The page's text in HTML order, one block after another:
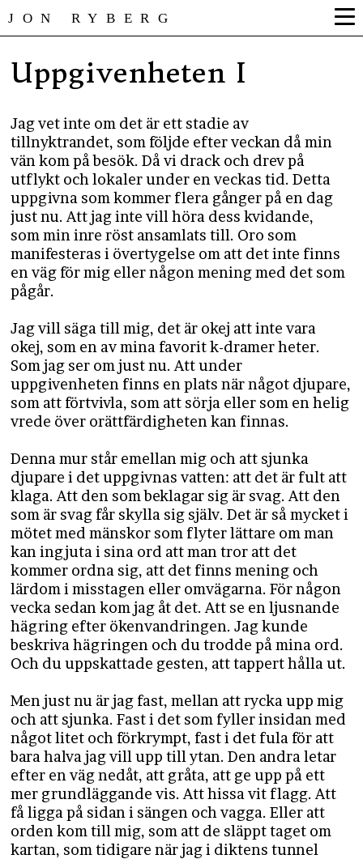
JON RYBERG
Uppgivenheten I
Jag vet inte om det är ett stadie av
tillnyktrandet, som följde efter veckan då min
vän kom på besök. Då vi drack och drev på
utflykt och lokaler under en veckas tid. Detta
uppgivna som kommer flera gånger på en dag
just nu. Att jag inte vill höra dess kvidande,
som min inre röst ansamlats till. Oro som
manifesteras i övertygelse om att det inte finns
en väg för mig eller någon mening med det som
pågår.
Jag vill säga till mig, det är okej att inte vara
okej, som en av mina favorit k-dramer heter.
Som jag ser om just nu. Att under
uppgivenheten finns en plats när något djupare,
som att förtvivla, som att sörja eller som en helig
vrede över orättfärdigheten kan finnas.
Denna mur står emellan mig och att sjunka
djupare i det uppgivnas vatten: att det är fult att
klaga. Att den som beklagar sig är svag. Att den
som är svag får skylla sig själv. Det är så mycket i
mötet med mänskor som flyter lättare om man
kan ingjuta i sina ord att man tror att det
kommer ordna sig, att det finns mening och
lärdom i misstagen eller omvägarna. För någon
vecka sedan kom jag åt det. Att se en ljusnande
hägring efter ökenvandringen. Jag kunde
beskriva hägringen och du trodde på mina ord.
Och du uppskattade gesten, att tappert hålla ut.
Men just nu är jag fast, mellan att rycka upp mig
och att sjunka. Fast i det som fyller insidan med
något litet och förkrympt, fast i det fula för att
bara halva jag vill upp till ytan. Den andra letar
efter en väg nedåt, att gråta, att ge upp på ett
mer grundläggande vis. Att hissa vit flagg. Att
få ligga på sidan i sängen och vagga. Eller att
orden kom till mig, som att de släppt taget om
kartan, som tidigare när jag i diktens tunnel